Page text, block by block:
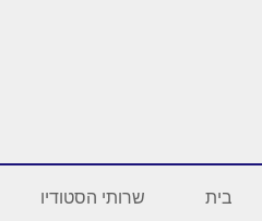
בית שרותי הסטודיו